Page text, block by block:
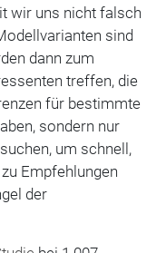
wir uns nicht falsch
sind
dann zum
treffen, die
für bestimmte
sondern nur
um schnell,
Empfehlungen
der